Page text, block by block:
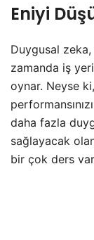
Eniyi
Duygusal
zamanda iş
oynar. Neyse
daha fazla
sağlayacak
bir çok ders